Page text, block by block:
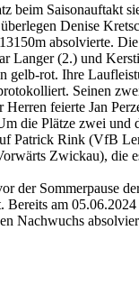
beim Saisonauftakt
Denise
absolvierte.
Langer (2.) und
gelb-rot. Ihre
Seinen
Herren feierte Jan
die Plätze zwei und
Patrick Rink (VfB
Zwickau), die
der Sommerpause
Bereits am
Nachwuchs